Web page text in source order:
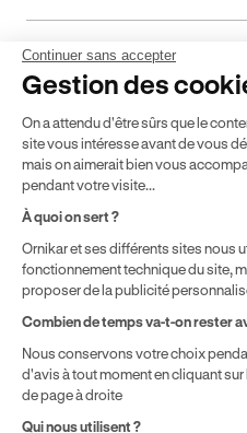
Mentions légales CGV CGU
* Détail des conditions de
localisation géographique et du
achetez comme détaillé dans
Vente.
Continuer sans accepter
Gestion des
On a attendu d'être sûrs que le
site vous intéresse avant de vous
mais on aimerait bien vous
pendant votre visite...
À quoi on sert ?
Ornikar et ses différents sites nous
fonctionnement technique du site,
proposer de la publicité
Combien de temps va-t-on rester
Nous conservons votre choix
d'avis à tout moment en cliquant
de page à droite
Qui nous utilisent ?